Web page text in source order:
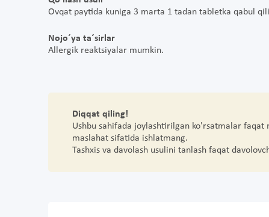
Ovqat paytida kuniga 3 marta 1 tadan tabletka qabul
Nojo´ya ta´sirlar
Allergik reaktsiyalar mumkin.
Diqqat qiling!
Ushbu sahifada joylashtirilgan ko'rsatmalar
maslahat sifatida ishlatmang.
Tashxis va davolash usulini tanlash faqat